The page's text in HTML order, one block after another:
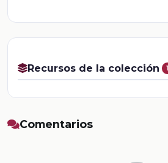
Recursos de la colección 1
Comentarios